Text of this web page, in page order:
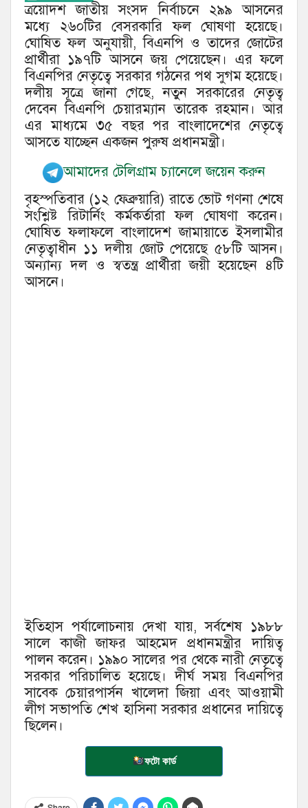
ত্রয়োদশ জাতীয় সংসদ নির্বাচনে ২৯৯ আসনের
মধ্যে ২৬০টির বেসরকারি ফল ঘোষণা হয়েছে।
ঘোষিত ফল অনুযায়ী, বিএনপি ও তাদের জোটের
প্রার্থীরা ১৯৭টি আসনে জয় পেয়েছেন। এর ফলে
বিএনপির নেতৃত্বে সরকার গঠনের পথ সুগম হয়েছে।
দলীয় সূত্রে জানা গেছে, নতুন সরকারের নেতৃত্ব
দেবেন বিএনপি চেয়ারম্যান তারেক রহমান। আর
এর মাধ্যমে ৩৫ বছর পর বাংলাদেশের নেতৃত্বে
আসতে যাচ্ছেন একজন পুরুষ প্রধানমন্ত্রী।
আমাদের টেলিগ্রাম চ্যানেলে জয়েন করুন
বৃহস্পতিবার (১২ ফেব্রুয়ারি) রাতে ভোট গণনা শেষে
সংশ্লিষ্ট রিটার্নিং কর্মকর্তারা ফল ঘোষণা করেন।
ঘোষিত ফলাফলে বাংলাদেশ জামায়াতে ইসলামীর
নেতৃত্বাধীন ১১ দলীয় জোট পেয়েছে ৫৮টি আসন।
অন্যান্য দল ও স্বতন্ত্র প্রার্থীরা জয়ী হয়েছেন ৪টি
আসনে।
ইতিহাস পর্যালোচনায় দেখা যায়, সর্বশেষ ১৯৮৮
সালে কাজী জাফর আহমেদ প্রধানমন্ত্রীর দায়িত্ব
পালন করেন। ১৯৯০ সালের পর থেকে নারী নেতৃত্বে
সরকার পরিচালিত হয়েছে। দীর্ঘ সময় বিএনপির
সাবেক চেয়ারপার্সন খালেদা জিয়া এবং আওয়ামী
লীগ সভাপতি শেখ হাসিনা সরকার প্রধানের দায়িত্বে
ছিলেন।
ফটো কার্ড